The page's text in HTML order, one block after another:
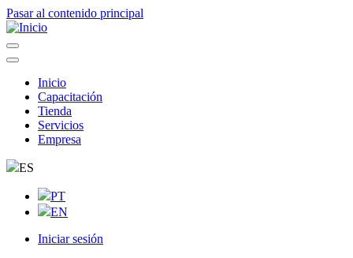
Pasar al contenido principal
Navegação
principal
Inicio
Capacitación
Tienda
Servicios
Empresa
ES
PT
EN
Iniciar sesión